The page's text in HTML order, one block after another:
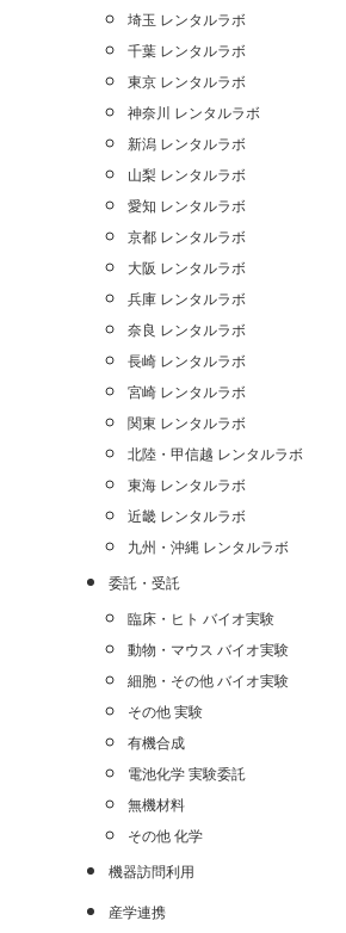
埼玉 レンタルラボ
千葉 レンタルラボ
東京 レンタルラボ
神奈川 レンタルラボ
新潟 レンタルラボ
山梨 レンタルラボ
愛知 レンタルラボ
京都 レンタルラボ
大阪 レンタルラボ
兵庫 レンタルラボ
奈良 レンタルラボ
長崎 レンタルラボ
宮崎 レンタルラボ
関東 レンタルラボ
北陸・甲信越 レンタルラボ
東海 レンタルラボ
近畿 レンタルラボ
九州・沖縄 レンタルラボ
委託・受託
臨床・ヒト バイオ実験
動物・マウス バイオ実験
細胞・その他 バイオ実験
その他 実験
有機合成
電池化学 実験委託
無機材料
その他 化学
機器訪問利用
産学連携